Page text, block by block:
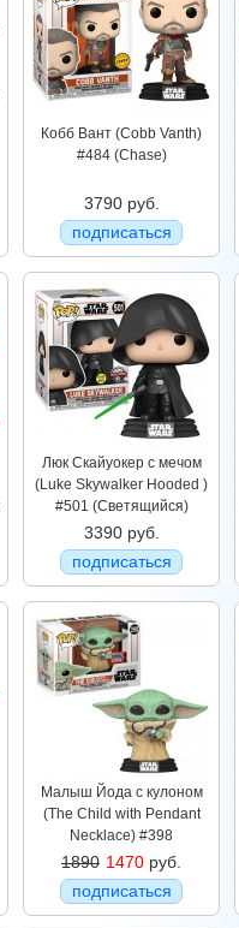
Кобб Вант (Cobb Vanth)
#484 (Chase)
3790 руб.
подписаться
Люк Скайуокер с мечом
(Luke Skywalker Hooded )
#501 (Светящийся)
3390 руб.
подписаться
Малыш Йода с кулоном
(The Child with Pendant
Necklace) #398
1890 1470 руб.
подписаться